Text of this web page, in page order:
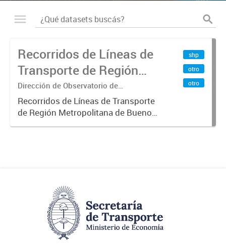
Recorridos de Líneas de
Transporte de Región
Metropolitana de
Buenos Aires (RMBA)
Dirección de Observatorio de
Transporte, Estudio y Sistemas
Recorridos de Líneas de Transporte
de Región Metropolitana de Buenos
Aires (RMBA).-
shp
otro
otro